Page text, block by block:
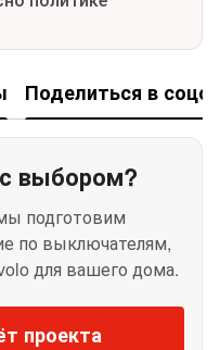
Поделиться в
выбором?
подготовим
по выключателям,
для вашего дома.
проекта